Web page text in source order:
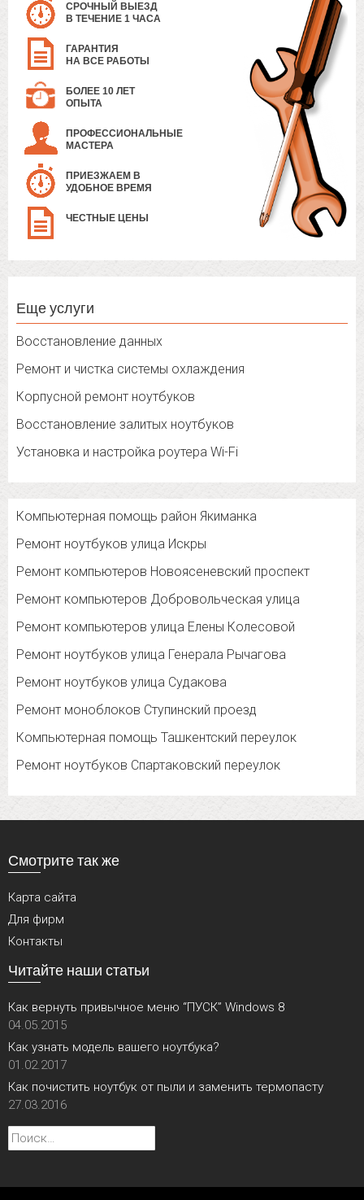
СРОЧНЫЙ ВЫЕЗД
В ТЕЧЕНИЕ 1 ЧАСА
ГАРАНТИЯ
НА ВСЕ РАБОТЫ
БОЛЕЕ 10 ЛЕТ
ОПЫТА
ПРОФЕССИОНАЛЬНЫЕ
МАСТЕРА
ПРИЕЗЖАЕМ В
УДОБНОЕ ВРЕМЯ
ЧЕСТНЫЕ ЦЕНЫ
Еще услуги
Восстановление данных
Ремонт и чистка системы охлаждения
Корпусной ремонт ноутбуков
Восстановление залитых ноутбуков
Установка и настройка роутера Wi-Fi
Компьютерная помощь район Якиманка
Ремонт ноутбуков улица Искры
Ремонт компьютеров Новоясеневский проспект
Ремонт компьютеров Добровольческая улица
Ремонт компьютеров улица Елены Колесовой
Ремонт ноутбуков улица Генерала Рычагова
Ремонт ноутбуков улица Судакова
Ремонт моноблоков Ступинский проезд
Компьютерная помощь Ташкентский переулок
Ремонт ноутбуков Спартаковский переулок
Смотрите так же
Карта сайта
Для фирм
Контакты
Читайте наши статьи
Как вернуть привычное меню “ПУСК” Windows 8
04.05.2015
Как узнать модель вашего ноутбука?
01.02.2017
Как почистить ноутбук от пыли и заменить термопасту
27.03.2016
Найти: